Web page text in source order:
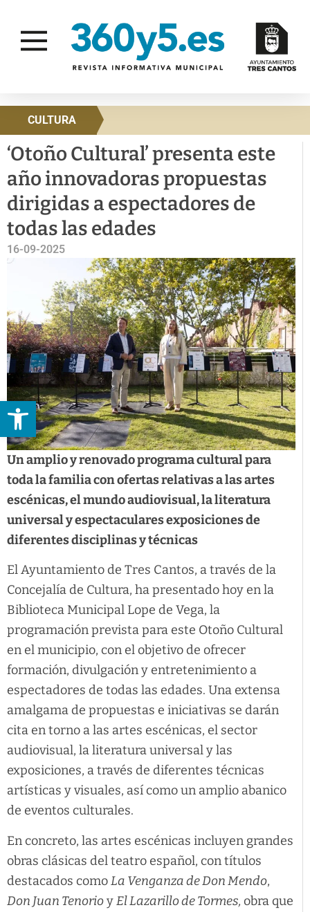
Abrir barra de herramientas
CULTURA
‘Otoño Cultural’ presenta este
año innovadoras propuestas
dirigidas a espectadores de
todas las edades
16-09-2025
Un amplio y renovado programa cultural para
toda la familia con ofertas relativas a las artes
escénicas, el mundo audiovisual, la literatura
universal y espectaculares exposiciones de
diferentes disciplinas y técnicas
El Ayuntamiento de Tres Cantos, a través de la
Concejalía de Cultura, ha presentado hoy en la
Biblioteca Municipal Lope de Vega, la
programación prevista para este Otoño Cultural
en el municipio, con el objetivo de ofrecer
formación, divulgación y entretenimiento a
espectadores de todas las edades. Una extensa
amalgama de propuestas e iniciativas se darán
cita en torno a las artes escénicas, el sector
audiovisual, la literatura universal y las
exposiciones, a través de diferentes técnicas
artísticas y visuales, así como un amplio abanico
de eventos culturales.
En concreto, las artes escénicas incluyen grandes
obras clásicas del teatro español, con títulos
destacados comoLa Venganza de Don Mendo,
Don Juan TenorioyEl Lazarillo de Tormes, obra que